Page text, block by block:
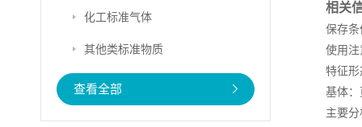
化工标准气体
其他类标准物质
查看全部
相关
保存
使用
特征
基体：
主要